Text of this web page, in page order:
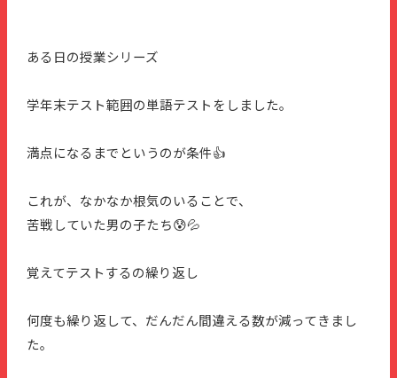
ある日の授業シリーズ
学年末テスト範囲の単語テストをしました。
満点になるまでというのが条件👍
これが、なかなか根気のいることで、
苦戦していた男の子たち😰💦
覚えてテストするの繰り返し
何度も繰り返して、だんだん間違える数が減ってきまし
た。